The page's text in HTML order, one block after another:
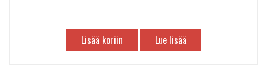
Lisää koriin Lue lisää